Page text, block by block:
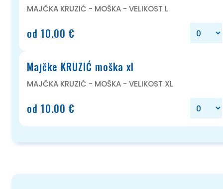
MAJČKA KRUZIĆ - MOŠKA - VELIKOST L
od 10.00 €
Majčke KRUZIĆ moška xl
MAJČKA KRUZIĆ - MOŠKA - VELIKOST XL
od 10.00 €